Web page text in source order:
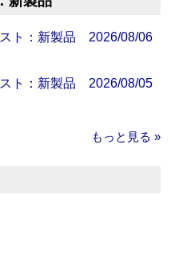
ト：新製品 2026/08/06
ト：新製品 2026/08/05
もっと見る »